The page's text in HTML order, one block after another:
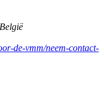
België
de-vmm/neem-contact-